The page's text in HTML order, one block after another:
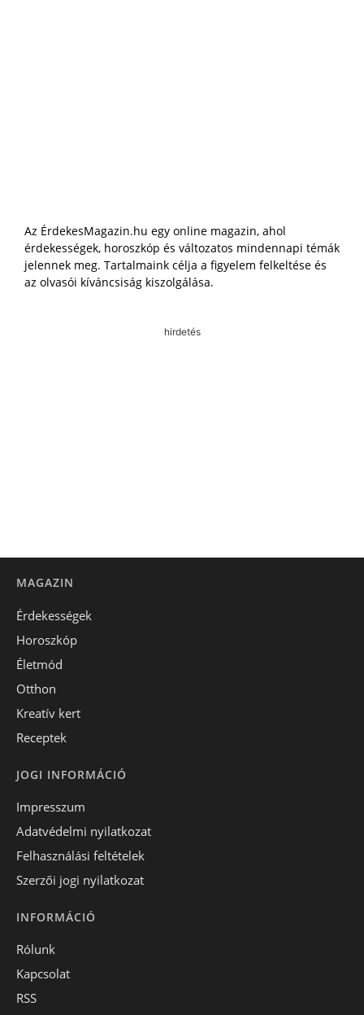
Az ÉrdekesMagazin.hu egy online magazin, ahol
érdekességek, horoszkóp és változatos mindennapi témák
jelennek meg. Tartalmaink célja a figyelem felkeltése és
az olvasói kíváncsiság kiszolgálása.
hirdetés
MAGAZIN
Érdekességek
Horoszkóp
Életmód
Otthon
Kreatív kert
Receptek
JOGI INFORMÁCIÓ
Impresszum
Adatvédelmi nyilatkozat
Felhasználási feltételek
Szerzői jogi nyilatkozat
INFORMÁCIÓ
Rólunk
Kapcsolat
RSS